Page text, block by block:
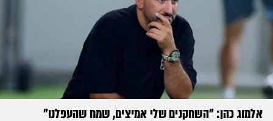
אלמוג כהן: "השחקנים שלי אמיצים, שמח שהעפלנו"